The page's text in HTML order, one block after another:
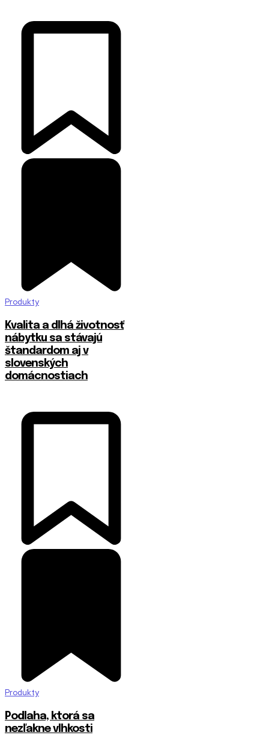
Produkty
​Kvalita a dlhá životnosť
nábytku sa stávajú
štandardom aj v
slovenských
domácnostiach
Produkty
Podlaha, ktorá sa
nezľakne vlhkosti